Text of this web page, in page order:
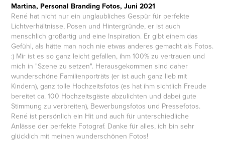
Martina, Personal Branding Fotos, Juni 2021
René hat nicht nur ein unglaubliches Gespür für perfekte
Lichtverhältnisse, Posen und Hintergründe, er ist auch
menschlich großartig und eine Inspiration. Er gibt einem das
Gefühl, als hätte man noch nie etwas anderes gemacht als Fotos.
:) Mir ist es so ganz leicht gefallen, ihm 100% zu vertrauen und
mich in "Szene zu setzen". Herausgekommen sind daher
wunderschöne Familienporträts (er ist auch ganz lieb mit
Kindern), ganz tolle Hochzeitsfotos (es hat ihm sichtlich Freude
bereitet ca. 100 Hochzeitsgäste abzulichten und dabei gute
Stimmung zu verbreiten), Bewerbungsfotos und Pressefotos.
René ist persönlich ein Hit und auch für unterschiedliche
Anlässe der perfekte Fotograf. Danke für alles, ich bin sehr
glücklich mit meinen wunderschönen Fotos!